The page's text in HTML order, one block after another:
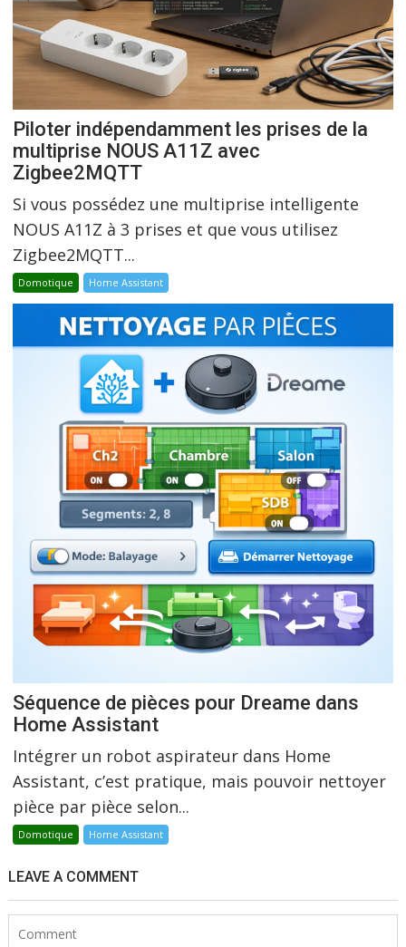
Piloter indépendamment les prises de la
multiprise NOUS A11Z avec
Zigbee2MQTT
Si vous possédez une multiprise intelligente
NOUS A11Z à 3 prises et que vous utilisez
Zigbee2MQTT...
Domotique Home Assistant
Séquence de pièces pour Dreame dans
Home Assistant
Intégrer un robot aspirateur dans Home
Assistant, c’est pratique, mais pouvoir nettoyer
pièce par pièce selon...
Domotique Home Assistant
LEAVE A COMMENT